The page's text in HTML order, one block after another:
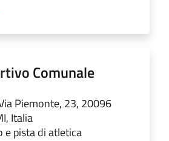
Comunale
Piemonte, 23, 20096
Italia
e pista di atletica